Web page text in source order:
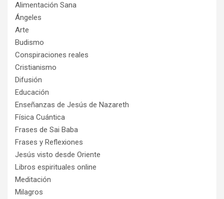
Alimentación Sana
Ángeles
Arte
Budismo
Conspiraciones reales
Cristianismo
Difusión
Educación
Enseñanzas de Jesús de Nazareth
Física Cuántica
Frases de Sai Baba
Frases y Reflexiones
Jesús visto desde Oriente
Libros espirituales online
Meditación
Milagros